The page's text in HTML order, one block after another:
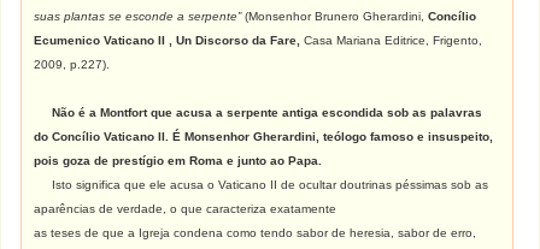
suas plantas se esconde a serpente”(Monsenhor Brunero Gherardini,Concílio
Ecumenico Vaticano II , Un Discorso da Fare,Casa Mariana Editrice, Frigento,
2009, p.227).
Não é a Montfort que acusa a serpente antiga escondida sob as palavras
do Concílio Vaticano II. É Monsenhor Gherardini, teólogo famoso e insuspeito,
pois goza de prestígio em Roma e junto ao Papa.
Isto significa que ele acusa o Vaticano II de ocultar doutrinas péssimas sob as
aparências de verdade, o que caracteriza exatamente
as teses de que a Igreja condena como tendo sabor de heresia, sabor de erro,